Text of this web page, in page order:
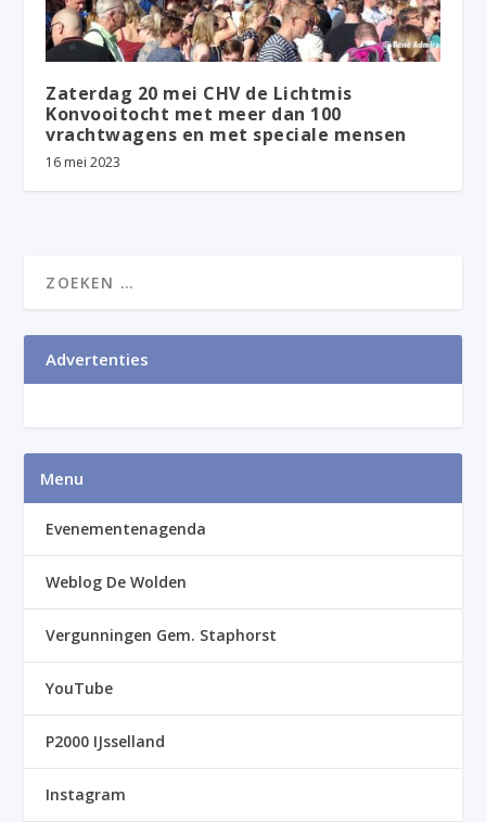
Zaterdag 20 mei CHV de Lichtmis
Konvooitocht met meer dan 100
vrachtwagens en met speciale mensen
16 mei 2023
Advertenties
Menu
Evenementenagenda
Weblog De Wolden
Vergunningen Gem. Staphorst
YouTube
P2000 IJsselland
Instagram